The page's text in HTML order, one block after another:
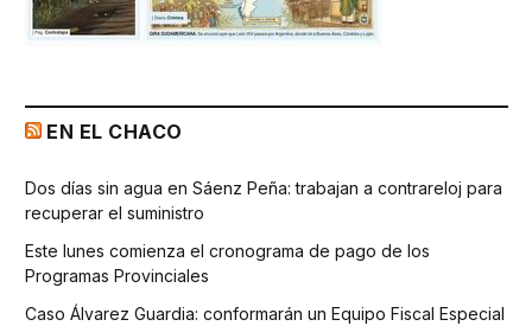
EN EL CHACO
Dos días sin agua en Sáenz Peña: trabajan a contrareloj para
recuperar el suministro
Este lunes comienza el cronograma de pago de los
Programas Provinciales
Caso Álvarez Guardia: conformarán un Equipo Fiscal Especial